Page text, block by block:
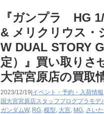
『ガンプラ HG
& メリクリウス・
W ​DUAL ​STORY
定）』買い取りさ
大宮宮原店の買取
2023/12/19| イベント・予約・入荷情報
国大宮宮原店スタッフブログプラモデ
ガンダムW, RG, 模型, 大宮, MG, さい